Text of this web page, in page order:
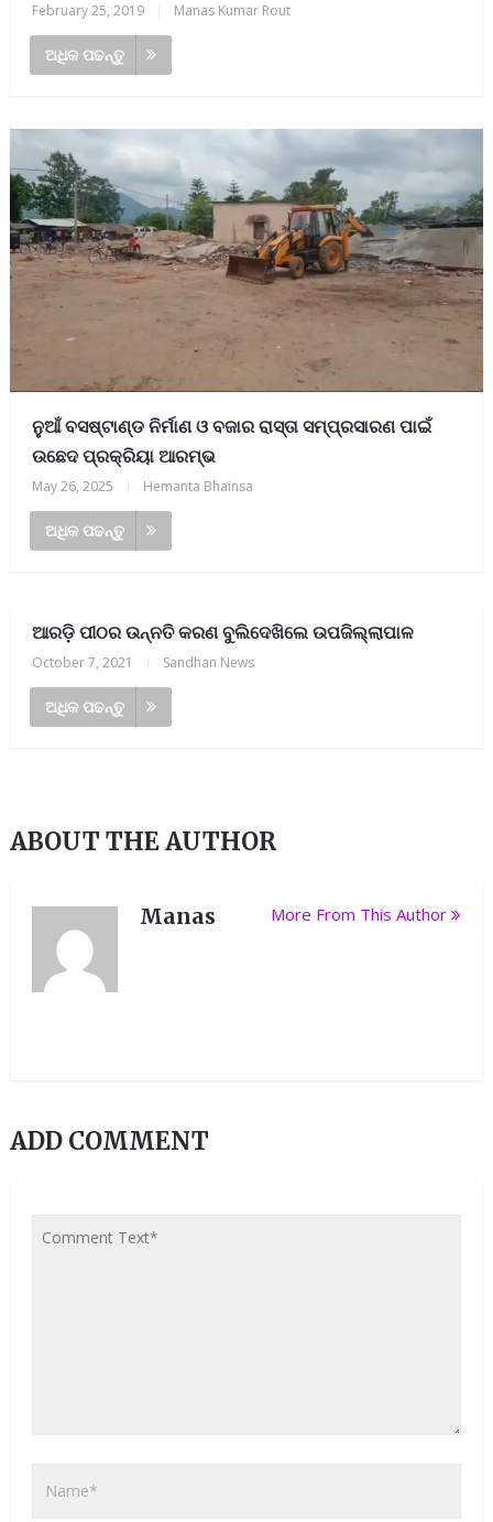
February 25, 2019 Manas Kumar Rout
ଅଧିକ ପଢନ୍ତୁ
ନୁଆଁ ବସଷ୍ଟାଣ୍ଡ ନିର୍ମାଣ ଓ ବଜାର ରାସ୍ତା ସମ୍ପ୍ରସାରଣ ପାଇଁ
ଉଛେଦ ପ୍ରକ୍ରିୟା ଆରମ୍ଭ
May 26, 2025 Hemanta Bhainsa
ଅଧିକ ପଢନ୍ତୁ
ଆରଡ଼ି ପୀଠର ଉନ୍ନତି କରଣ ବୁଲିଦେଖିଲେ ଉପଜିଲ୍ଲାପାଳ
October 7, 2021 Sandhan News
ଅଧିକ ପଢନ୍ତୁ
ABOUT THE AUTHOR
Manas More From This Author
ADD COMMENT